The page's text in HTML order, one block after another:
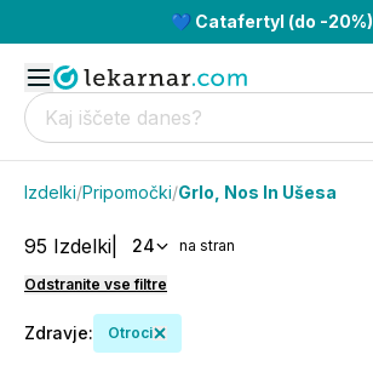
💙 Catafertyl (do -20%)
Izdelki/Pripomočki/Grlo, Nos In Ušesa
95 Izdelki 24 na stran
Odstranite vse filtre
Zdravje: Otroci